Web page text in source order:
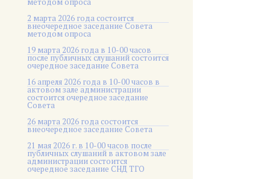
2 марта 2026 года состоится
внеочередное заседание Совета
методом опроса
19 марта 2026 года в 10-00 часов
после публичных слушаний состоится
очередное заседание Совета
16 апреля 2026 года в 10-00 часов в
актовом зале администрации
состоится очередное заседание
Совета
26 марта 2026 года состоится
внеочередное заседание Совета
21 мая 2026 г. в 10-00 часов после
публичных слушаний в актовом зале
администрации состоится
очередное заседание СНД ТГО